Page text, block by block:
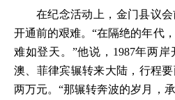
在纪念活动上，金门县议
开通前的艰难。“在隔绝的年代
难如登天。”他说，1987年两岸
澳、菲律宾辗转来大陆，行程
两万元。“那辗转奔波的岁月，